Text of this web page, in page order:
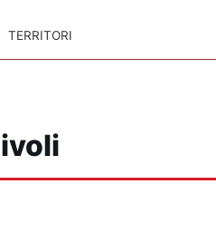
TERRITORI